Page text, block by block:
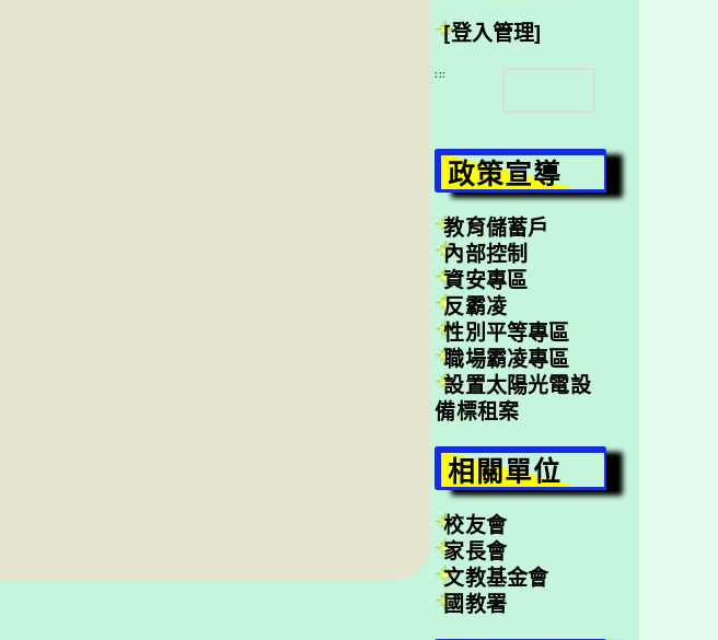
[登入管理]
:::
搜
尋
政策宣導
教育儲蓄戶
內部控制
資安專區
反霸凌
性別平等專區
職場霸凌專區
設置太陽光電設
備標租案
相關單位
校友會
家長會
文教基金會
國教署